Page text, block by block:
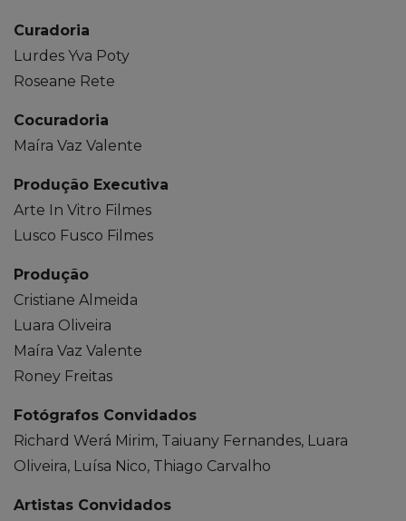
Curadoria
Lurdes Yva Poty
Roseane Rete
Cocuradoria
Maíra Vaz Valente
Produção Executiva
Arte In Vitro Filmes
Lusco Fusco Filmes
Produção
Cristiane Almeida
Luara Oliveira
Maíra Vaz Valente
Roney Freitas
Fotógrafos Convidados
Richard Werá Mirim, Taiuany Fernandes, Luara
Oliveira, Luísa Nico, Thiago Carvalho
Artistas Convidados